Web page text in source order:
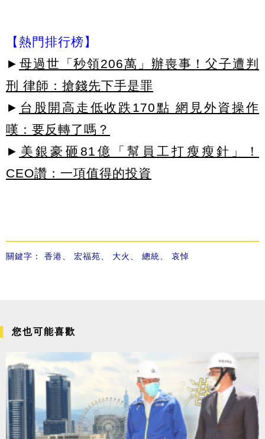
【熱門排行榜】
► 母過世「秒領206萬」辦喪事！父子遭判
刑 律師：搶錢先下手是罪
► 台股開高走低收跌170點 網見外資操作
嘆：要反轉了嗎？
► 美銀豪砸81億「幫員工打瘦瘦針」！
CEO讚：一項值得的投資
關鍵字： 香港 宏福苑 大火 總統 哀悼
您也可能喜歡